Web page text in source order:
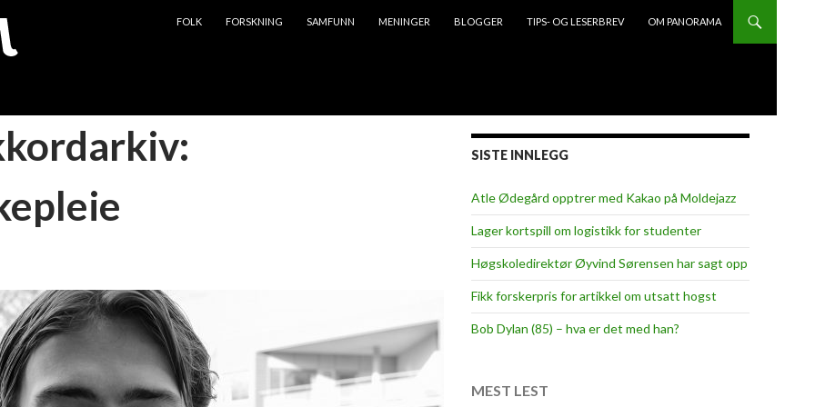
FOLK
FORSKNING SAMFUNN MENINGER BLOGGER TIPS- OG LESERBREV OM PANORAMA
SISTE INNLEGG
Atle Ødegård opptrer med Kakao på Moldejazz
Lager kortspill om logistikk for studenter
Høgskoledirektør Øyvind Sørensen har sagt opp
Fikk forskerpris for artikkel om utsatt hogst
Bob Dylan (85) – hva er det med han?
MEST LEST